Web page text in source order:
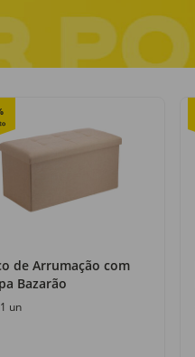
Pagamento
online ou na entrega
de Arrumação com
Bazarão
un